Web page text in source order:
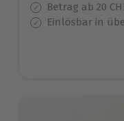
Betrag ab 20
Einlösbar in